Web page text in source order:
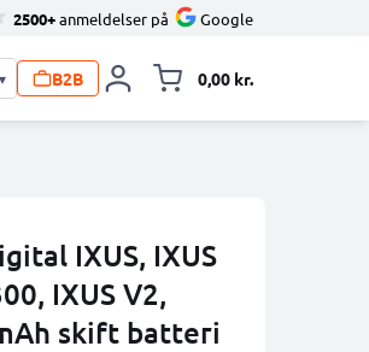
2500+anmeldelser på Google
▾ B2B 0,00 kr.
IXUS, IXUS
IXUS V2,
skift batteri